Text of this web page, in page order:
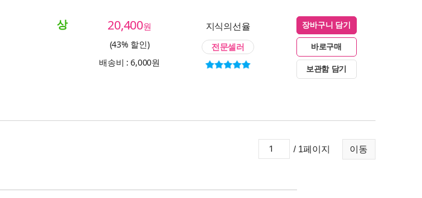
상 20,400원
(43% 할인)
배송비 : 6,000원
지식의선율
전문셀러
장바구니 담기
바로구매
보관함 담기
이동
/ 1페이지